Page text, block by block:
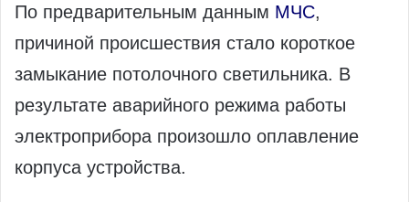
По предварительным данным МЧС,
причиной происшествия стало короткое
замыкание потолочного светильника. В
результате аварийного режима работы
электроприбора произошло оплавление
корпуса устройства.